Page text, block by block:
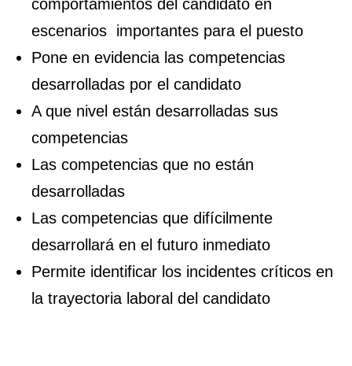
comportamientos del candidato en
escenarios importantes para el puesto
Pone en evidencia las competencias
desarrolladas por el candidato
A que nivel están desarrolladas sus
competencias
Las competencias que no están
desarrolladas
Las competencias que difícilmente
desarrollará en el futuro inmediato
Permite identificar los incidentes críticos en
la trayectoria laboral del candidato